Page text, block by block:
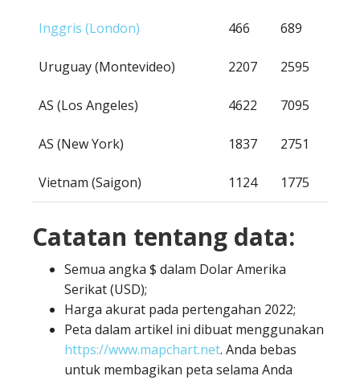
Inggris (London) 466 689
Uruguay (Montevideo) 2207 2595
AS (Los Angeles) 4622 7095
AS (New York) 1837 2751
Vietnam (Saigon) 1124 1775
Catatan tentang data:
Semua angka $ dalam Dolar Amerika
Serikat (USD);
Harga akurat pada pertengahan 2022;
Peta dalam artikel ini dibuat menggunakan
https://www.mapchart.net. Anda bebas
untuk membagikan peta selama Anda